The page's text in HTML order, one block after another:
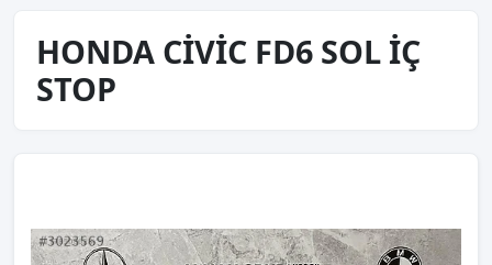
HONDA CİVİC FD6 SOL İÇ
STOP